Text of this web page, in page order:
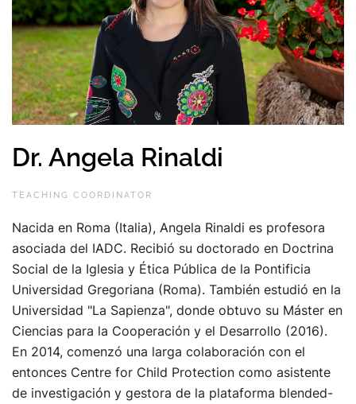
Dr. Angela Rinaldi
TEACHING COORDINATOR
Nacida en Roma (Italia), Angela Rinaldi es profesora
asociada del IADC. Recibió su doctorado en Doctrina
Social de la Iglesia y Ética Pública de la Pontificia
Universidad Gregoriana (Roma). También estudió en la
Universidad "La Sapienza", donde obtuvo su Máster en
Ciencias para la Cooperación y el Desarrollo (2016).
En 2014, comenzó una larga colaboración con el
entonces Centre for Child Protection como asistente
de investigación y gestora de la plataforma blended-